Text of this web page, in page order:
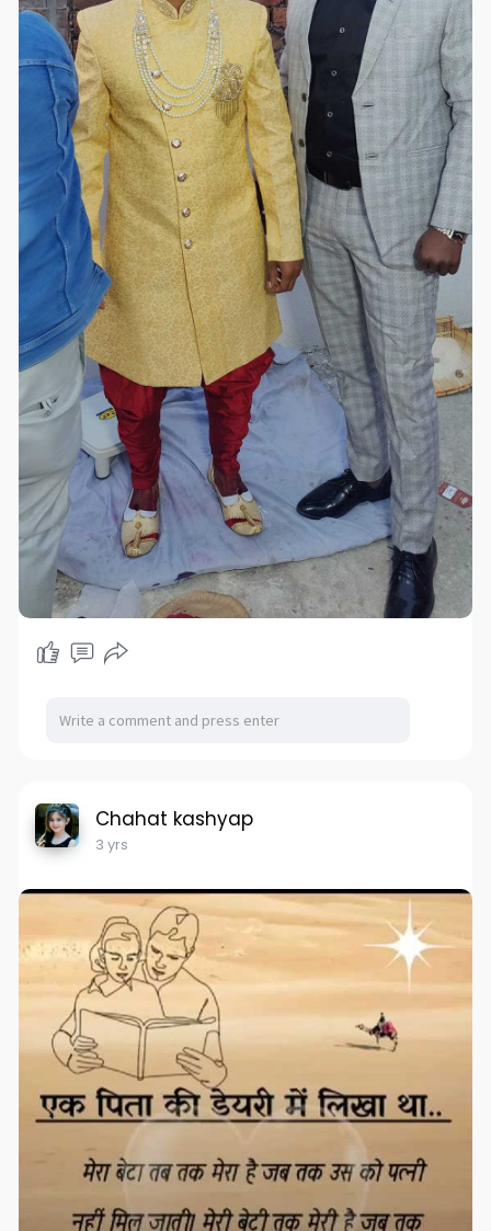
Chahat kashyap
3 yrs